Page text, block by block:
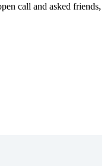
call and asked friends,